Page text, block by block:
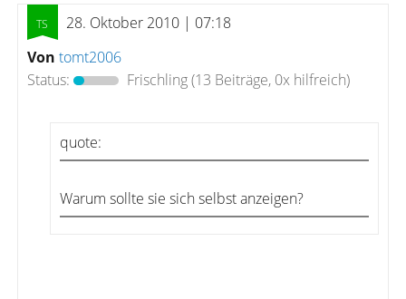
28. Oktober 2010 | 07:18
Von tomt2006
Status:
Frischling(13 Beiträge, 0x hilfreich)
quote:
Warum sollte sie sich selbst anzeigen?